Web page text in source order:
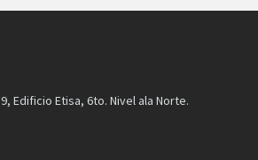
Edificio Etisa, 6to. Nivel ala Norte.